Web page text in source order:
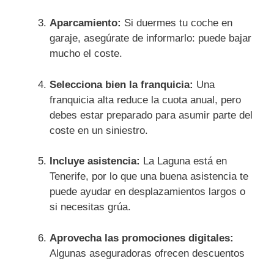
Aparcamiento: Si duermes tu coche en
garaje, asegúrate de informarlo: puede bajar
mucho el coste.
Selecciona bien la franquicia: Una
franquicia alta reduce la cuota anual, pero
debes estar preparado para asumir parte del
coste en un siniestro.
Incluye asistencia: La Laguna está en
Tenerife, por lo que una buena asistencia te
puede ayudar en desplazamientos largos o
si necesitas grúa.
Aprovecha las promociones digitales:
Algunas aseguradoras ofrecen descuentos